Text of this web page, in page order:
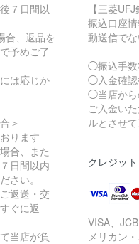
７日間以
合、返品を
予めご了
は応じか
＞
ります
合、また
日間以内
さい。
返送・交
ぐに返
当店が負
【三菱
振込口座
動送信で
◯振込手数
◯入金確認
◯当店から
ご入金い
ルとさせ
クレジッ
VISA、
メリカン